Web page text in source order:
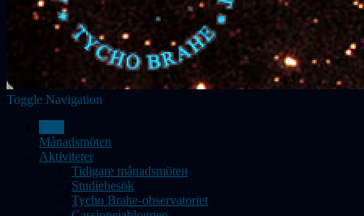
Toggle Navigation
Månadsmöten
Aktiviteter
Tidigare månadsmöten
Studiebesök
Tycho Brahe-observatoriet